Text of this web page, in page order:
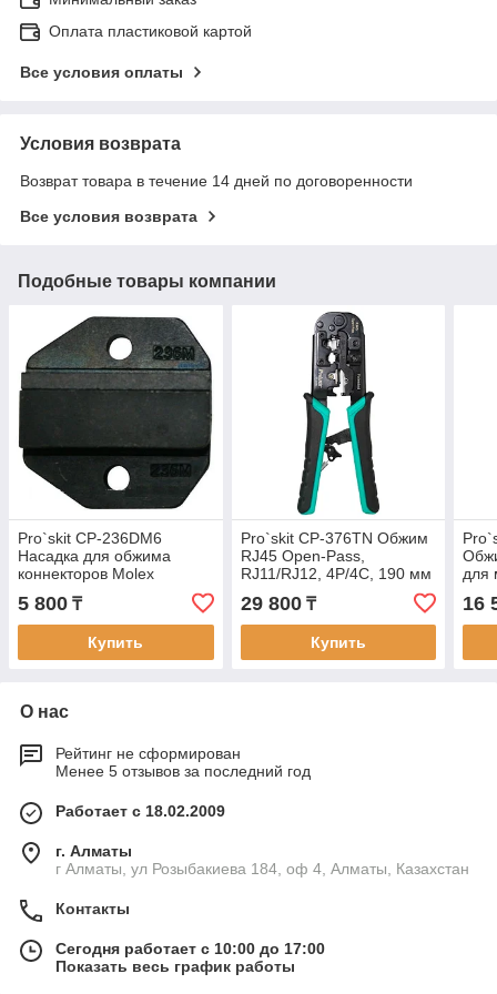
Оплата пластиковой картой
Все условия оплаты
Условия возврата
Возврат товара в течение 14 дней по договоренности
Все условия возврата
Подобные товары компании
Pro`skit CP-236DM6
Насадка для обжима
коннекторов Molex
5 800 ₸
Купить
Pro`skit CP-376TN Обжим
RJ45 Open-Pass,
RJ11/RJ12, 4P/4C, 190 мм
29 800₸
Купить
для
16
О нас
Рейтинг не сформирован
Менее 5 отзывов за последний год
Работает с 18.02.2009
г. Алматы
г Алматы, ул Розыбакиева 184, оф 4, Алматы, Казахстан
Контакты
Сегодня работает с 10:00 до 17:00
Показать весь график работы